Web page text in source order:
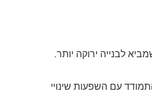
לבנייה ירוקה יותר.
עם השפעות שינויי